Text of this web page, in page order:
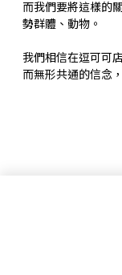
而我們要將這樣的
勢群體、動物。
我們相信在逗可可
而無形共通的信念